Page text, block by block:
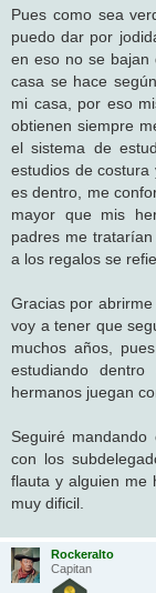
Pues como sea
puedo dar por
en eso no se bajan
casa se hace
mi casa, por eso
obtienen siempre
el sistema de
estudios de
es dentro, me
mayor que mis
padres me
a los regalos se
Gracias por
voy a tener que
muchos años,
estudiando
hermanos juegan
Seguiré
con los
flauta y alguien me
muy dificil.
Rockeralto
Capitan